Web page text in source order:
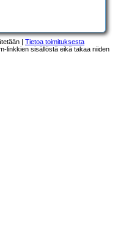
| Tietoa toimituksesta
linkkien sisällöstä eikä takaa niiden